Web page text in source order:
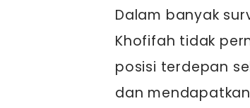
Dalam banyak
Khofifah tidak
posisi terdepan
dan